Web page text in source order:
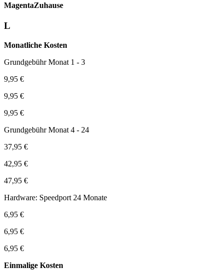
Magenta­Zuhause
L
Monatliche Kosten
Grundgebühr Monat 1 - 3
9,95 €
9,95 €
9,95 €
Grundgebühr Monat 4 - 24
37,95 €
42,95 €
47,95 €
Hardware: Speedport 24 Monate
6,95 €
6,95 €
6,95 €
Einmalige Kosten